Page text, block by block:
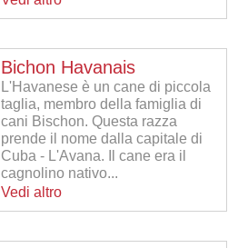
Bichon Havanais
L'Havanese è un cane di piccola
taglia, membro della famiglia di
cani Bischon. Questa razza
prende il nome dalla capitale di
Cuba - L'Avana. Il cane era il
cagnolino nativo...
Vedi altro